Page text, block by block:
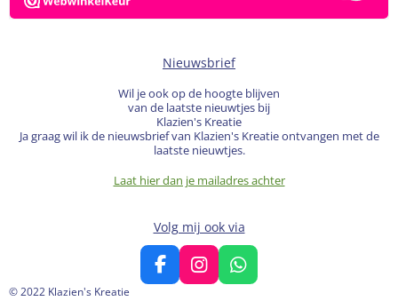
Nieuwsbrief
Wil je ook op de hoogte blijven
van de laatste nieuwtjes bij
Klazien's Kreatie
Ja graag wil ik de nieuwsbrief van Klazien's Kreatie ontvangen met de
laatste nieuwtjes.
Laat hier dan je mailadres achter
Volg mij ook via
F
a
I
n
W
h
© 2022 Klazien's Kreatie